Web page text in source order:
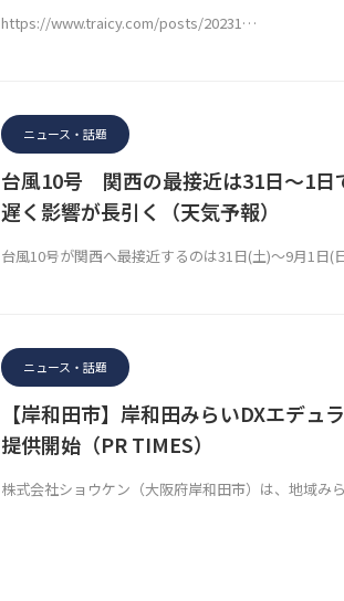
https://www.traicy.com/posts/20231…
ニュース・話題
台風10号 関西の最接近は31日～1
遅く影響が長引く（天気予報）
台風10号が関西へ最接近するのは31日(土)～9月1日(
ニュース・話題
【岸和田市】岸和田みらいDXエデュ
提供開始（PR TIMES）
株式会社ショウケン（大阪府岸和田市）は、地域み